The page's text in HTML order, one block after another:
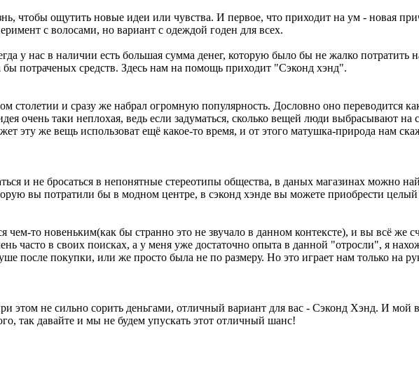
чтобы ощутить новые идеи или чувства. И первое, что приходит на ум - новая
с волосами, но вариант с одеждой годен для всех.
у нас в наличии есть большая сумма денег, которую было бы не жалко
бы потраченых средств. Здесь нам на помощь приходит "Сэконд хэнд".
и сразу же набрал огромную популярность. Дословно оно переводится
очень таки неплохая, ведь если задуматься, сколько вещей люди выбрасывают на
эту же вещь использоват ещё какое-то время, и от этого матушка-природа нам
и не бросаться в непонятные стереотипы общества, в даных магазинах можно
вы потратили бы в модном центре, в сэконд хэнде вы можете приобрести целый
то новеньким(как бы странно это не звучало в данном контексте), и вы всё же
часто в своих поисках, а у меня уже достаточно опыта в данной "отросли", я
после покупки, или же просто была не по размеру. Но это играет нам только на
этом не сильно сорить деньгами, отличный вариант для вас - Сэконд Хэнд. И мой
так давайте и мы не будем упускать этот отличный шанс!